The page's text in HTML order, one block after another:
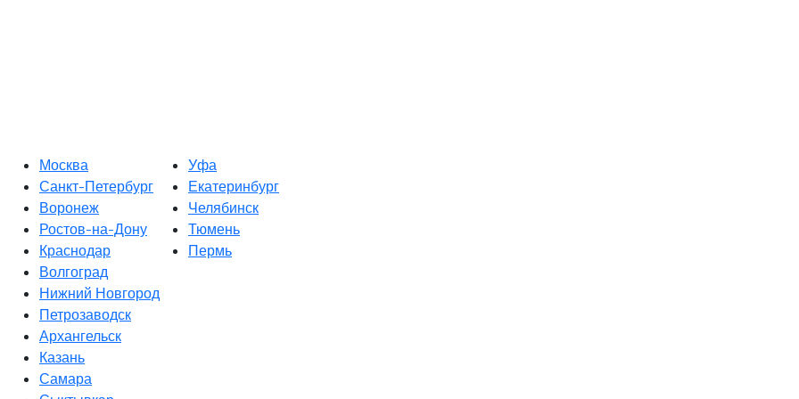
Москва
Санкт-Петербург
Воронеж
Ростов-на-Дону
Краснодар
Волгоград
Нижний Новгород
Петрозаводск
Архангельск
Казань
Самара
Уфа
Екатеринбург
Челябинск
Тюмень
Пермь